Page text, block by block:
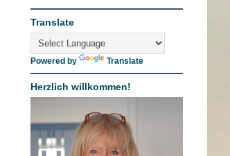
Translate
Powered by Translate
Herzlich willkommen!